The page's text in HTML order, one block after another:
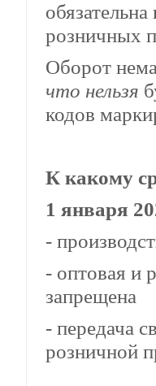
розничных
Оборот
что нельзя
кодов
К какому
1 января
-
- оптовая и
запрещена
- передача
розничной